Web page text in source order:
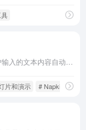
片和演示 # Napkin